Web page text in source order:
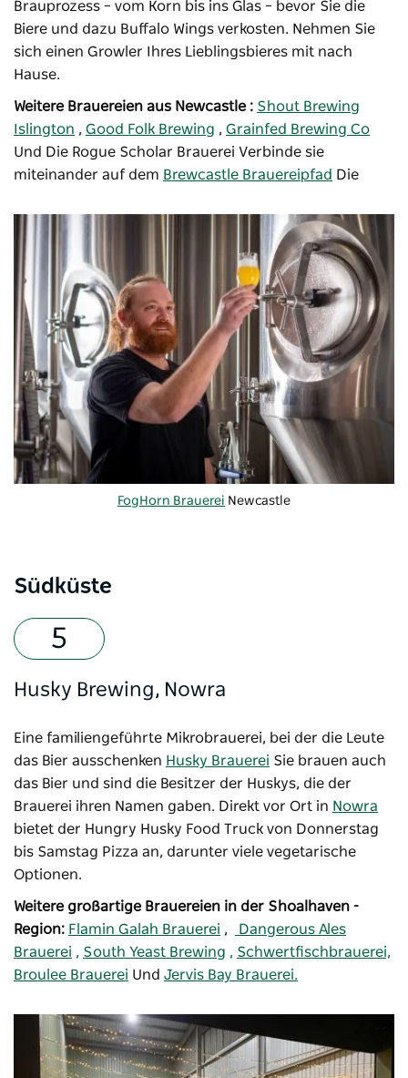
Brauprozess – vom Korn bis ins Glas – bevor Sie die
Biere und dazu Buffalo Wings verkosten. Nehmen Sie
sich einen Growler Ihres Lieblingsbieres mit nach
Hause.
Weitere Brauereien aus Newcastle : Shout Brewing
Islington , Good Folk Brewing , Grainfed Brewing Co
Und Die Rogue Scholar Brauerei Verbinde sie
miteinander auf dem Brewcastle Brauereipfad Die
FogHorn Brauerei Newcastle
Südküste
Husky Brewing, Nowra
Eine familiengeführte Mikrobrauerei, bei der die Leute
das Bier ausschenken Husky Brauerei Sie brauen auch
das Bier und sind die Besitzer der Huskys, die der
Brauerei ihren Namen gaben. Direkt vor Ort in Nowra
bietet der Hungry Husky Food Truck von Donnerstag
bis Samstag Pizza an, darunter viele vegetarische
Optionen.
Weitere großartige Brauereien in der Shoalhaven -
Region: Flamin Galah Brauerei ,
Dangerous Ales
Brauerei , South Yeast Brewing , Schwertfischbrauerei,
Broulee Brauerei Und Jervis Bay Brauerei.